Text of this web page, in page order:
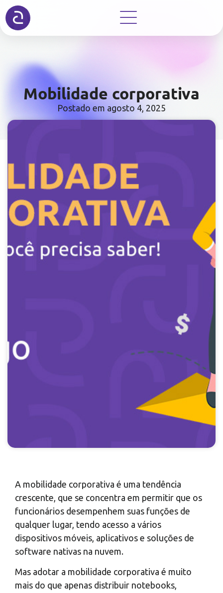
Mobilidade corporativa
Postado em agosto 4, 2025
A mobilidade corporativa é uma tendência
crescente, que se concentra em permitir que os
funcionários desempenhem suas funções de
qualquer lugar, tendo acesso a vários
dispositivos móveis, aplicativos e soluções de
software nativas na nuvem.
Mas adotar a mobilidade corporativa é muito
mais do que apenas distribuir notebooks,